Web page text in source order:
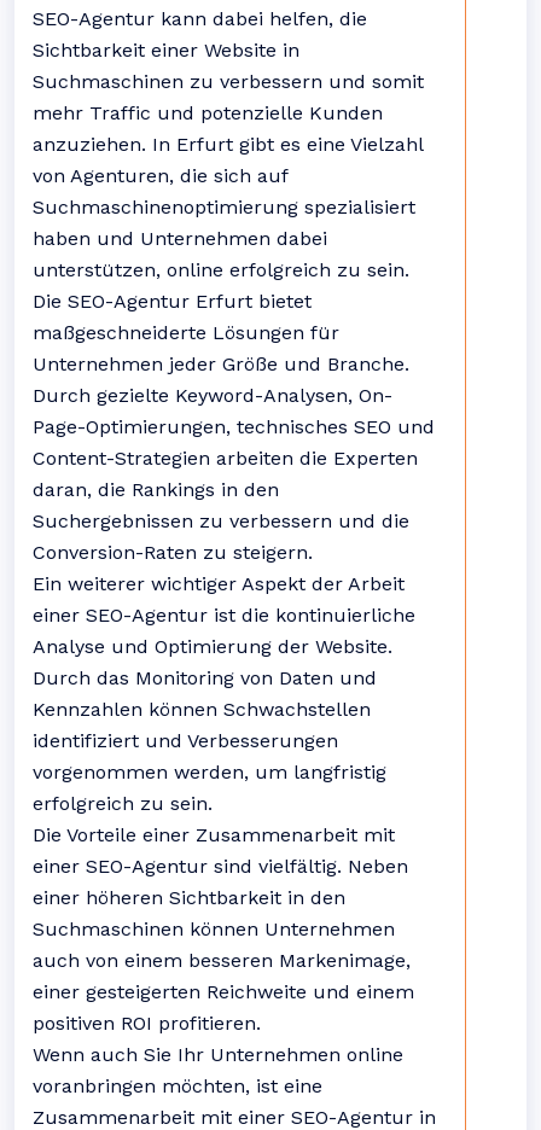
SEO-Agentur kann dabei helfen, die
Sichtbarkeit einer Website in
Suchmaschinen zu verbessern und somit
mehr Traffic und potenzielle Kunden
anzuziehen. In Erfurt gibt es eine Vielzahl
von Agenturen, die sich auf
Suchmaschinenoptimierung spezialisiert
haben und Unternehmen dabei
unterstützen, online erfolgreich zu sein.
Die SEO-Agentur Erfurt bietet
maßgeschneiderte Lösungen für
Unternehmen jeder Größe und Branche.
Durch gezielte Keyword-Analysen, On-
Page-Optimierungen, technisches SEO und
Content-Strategien arbeiten die Experten
daran, die Rankings in den
Suchergebnissen zu verbessern und die
Conversion-Raten zu steigern.
Ein weiterer wichtiger Aspekt der Arbeit
einer SEO-Agentur ist die kontinuierliche
Analyse und Optimierung der Website.
Durch das Monitoring von Daten und
Kennzahlen können Schwachstellen
identifiziert und Verbesserungen
vorgenommen werden, um langfristig
erfolgreich zu sein.
Die Vorteile einer Zusammenarbeit mit
einer SEO-Agentur sind vielfältig. Neben
einer höheren Sichtbarkeit in den
Suchmaschinen können Unternehmen
auch von einem besseren Markenimage,
einer gesteigerten Reichweite und einem
positiven ROI profitieren.
Wenn auch Sie Ihr Unternehmen online
voranbringen möchten, ist eine
Zusammenarbeit mit einer SEO-Agentur in